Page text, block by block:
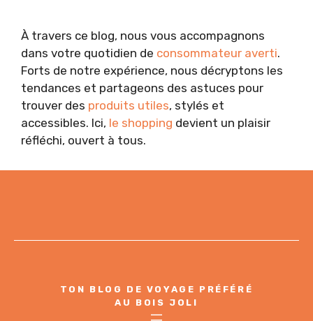
À travers ce blog, nous vous accompagnons
dans votre quotidien de consommateur averti.
Forts de notre expérience, nous décryptons les
tendances et partageons des astuces pour
trouver des produits utiles, stylés et
accessibles. Ici, le shopping devient un plaisir
réfléchi, ouvert à tous.
TON BLOG DE VOYAGE PRÉFÉRÉ
AU BOIS JOLI